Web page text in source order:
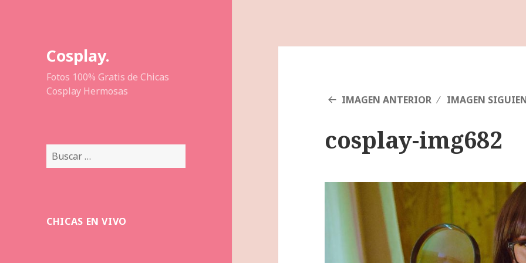
Cosplay.
Fotos 100% Gratis de Chicas
Cosplay Hermosas
Buscar:
CHICAS EN VIVO
IMAGEN ANTERIOR IMAGEN
cosplay-img682